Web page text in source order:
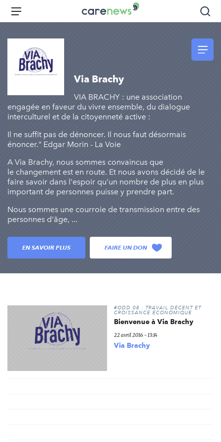
Aller
principal
Carenews,
Le
l'engagement
Menu
Via Brachy
VIA BRACHY : une association
engagée en faveur du vivre ensemble, du dialogue
interculturel et de la citoyenneté active :
Il ne suffit pas de dénoncer. Il nous faut désormais
énoncer." Edgar Morin - La Voie
A Via Brachy, nous sommes convaincus que
le changement est en route. Et nous avons décidé de le
faire savoir dans l'espoir qu'un nombre de plus en plus
important de personnes puisse y prendre part.
Nous sommes une courroie de transmission entre des
personnes d'âge, ...
EN SAVOIR PLUS FAIRE UN DON
#ODD 08 : TRAVAIL DÉCENT ET
CROISSANCE ÉCONOMIQUE
Bienvenue à Via Brachy
22 avril 2016 - 13:14
Via Brachy